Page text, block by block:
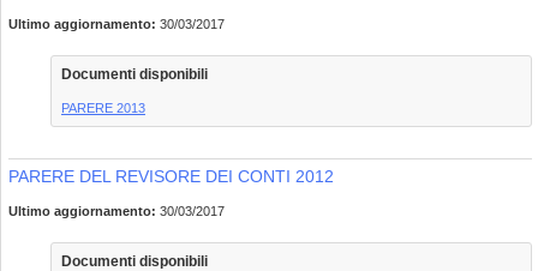
Ultimo aggiornamento: 30/03/2017
Documenti disponibili
PARERE 2013
PARERE DEL REVISORE DEI CONTI 2012
Ultimo aggiornamento: 30/03/2017
Documenti disponibili